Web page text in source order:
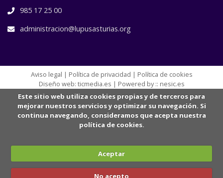
985 17 25 00
administracion@lupusasturias.org
Aviso legal | Política de privacidad | Política de cookies
Diseño web: ticmedia.es | Powered by :: nesic.es
Este sitio web utiliza cookies propias y de terceros para
mejorar nuestros servicios y optimizar su navegación. Si
continua navegando, consideramos que acepta nuestra
política de cookies.
Aceptar
No acepto